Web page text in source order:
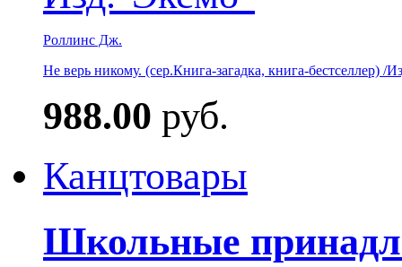
Роллинс Дж.
Не верь никому. (сер.Книга-загадка, книга-бестселлер) /
988.00 руб.
Канцтовары
Школьные